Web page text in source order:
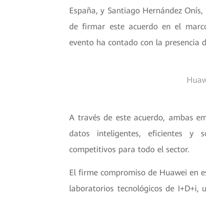
España, y Santiago Hernández
de firmar este acuerdo en el
evento ha contado con la presencia
A través de este acuerdo, ambas
datos inteligentes, eficientes y
competitivos para todo el sector.
El firme compromiso de Huawei en
laboratorios tecnológicos de I+D+i,